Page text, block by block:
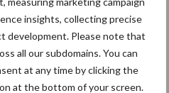
insights, collecting precise
development. Please note that
all our subdomains. You can
at any time by clicking the
at the bottom of your screen.
UVC